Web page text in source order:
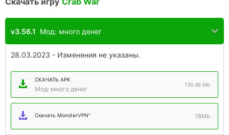
v3.56.1 Мод: много денег
28.03.2023 - Изменения не указаны.
СКАЧАТЬ APK
Мод: много денег
130.46 Mb
Скачать MonsterVPN" 78Mb